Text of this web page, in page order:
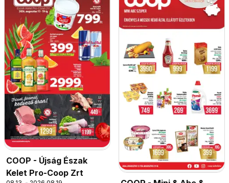
COOP - Újság Észak
Kelet Pro-Coop Zrt